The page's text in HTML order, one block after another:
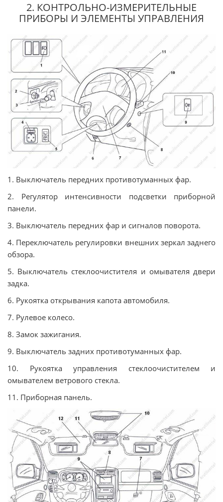
2. КОНТРОЛЬНО-ИЗМЕРИТЕЛЬНЫЕ
ПРИБОРЫ И ЭЛЕМЕНТЫ УПРАВЛЕНИЯ
1. Выключатель передних противотуманных фар.
2. Регулятор интенсивности подсветки приборной
панели.
3. Выключатель передних фар и сигналов поворота.
4. Переключатель регулировки внешних зеркал заднего
обзора.
5. Выключатель стеклоочистителя и омывателя двери
задка.
6. Рукоятка открывания капота автомобиля.
7. Рулевое колесо.
8. Замок зажигания.
9. Выключатель задних противотуманных фар.
10. Рукоятка управления стеклоочистителем и
омывателем ветрового стекла.
11. Приборная панель.